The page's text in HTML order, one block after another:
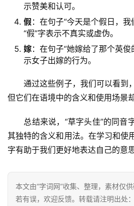
字
示赞美和认可。
假 ：在句子“今天是个假日，我
“假”字表示不真实或虚伪。
嫁：在句子“她嫁给了那个英俊
示女子出嫁的行为。
通过这些例子，我们可以看到，
但它们在语境中的含义和使用场景
总结来说，“草字头佳”的同音
其独特的含义和用法。在学习和使
字有助于我们更好地表达自己的意
本文由“字词网”收集、整理，素材仅
若有误，欢迎反馈。转载请注明出处：